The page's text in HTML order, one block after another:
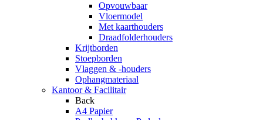
Opvouwbaar
Vloermodel
Met kaarthouders
Draadfolderhouders
Krijtborden
Stoepborden
Vlaggen & -houders
Ophangmateriaal
Kantoor & Facilitair
Back
A4 Papier